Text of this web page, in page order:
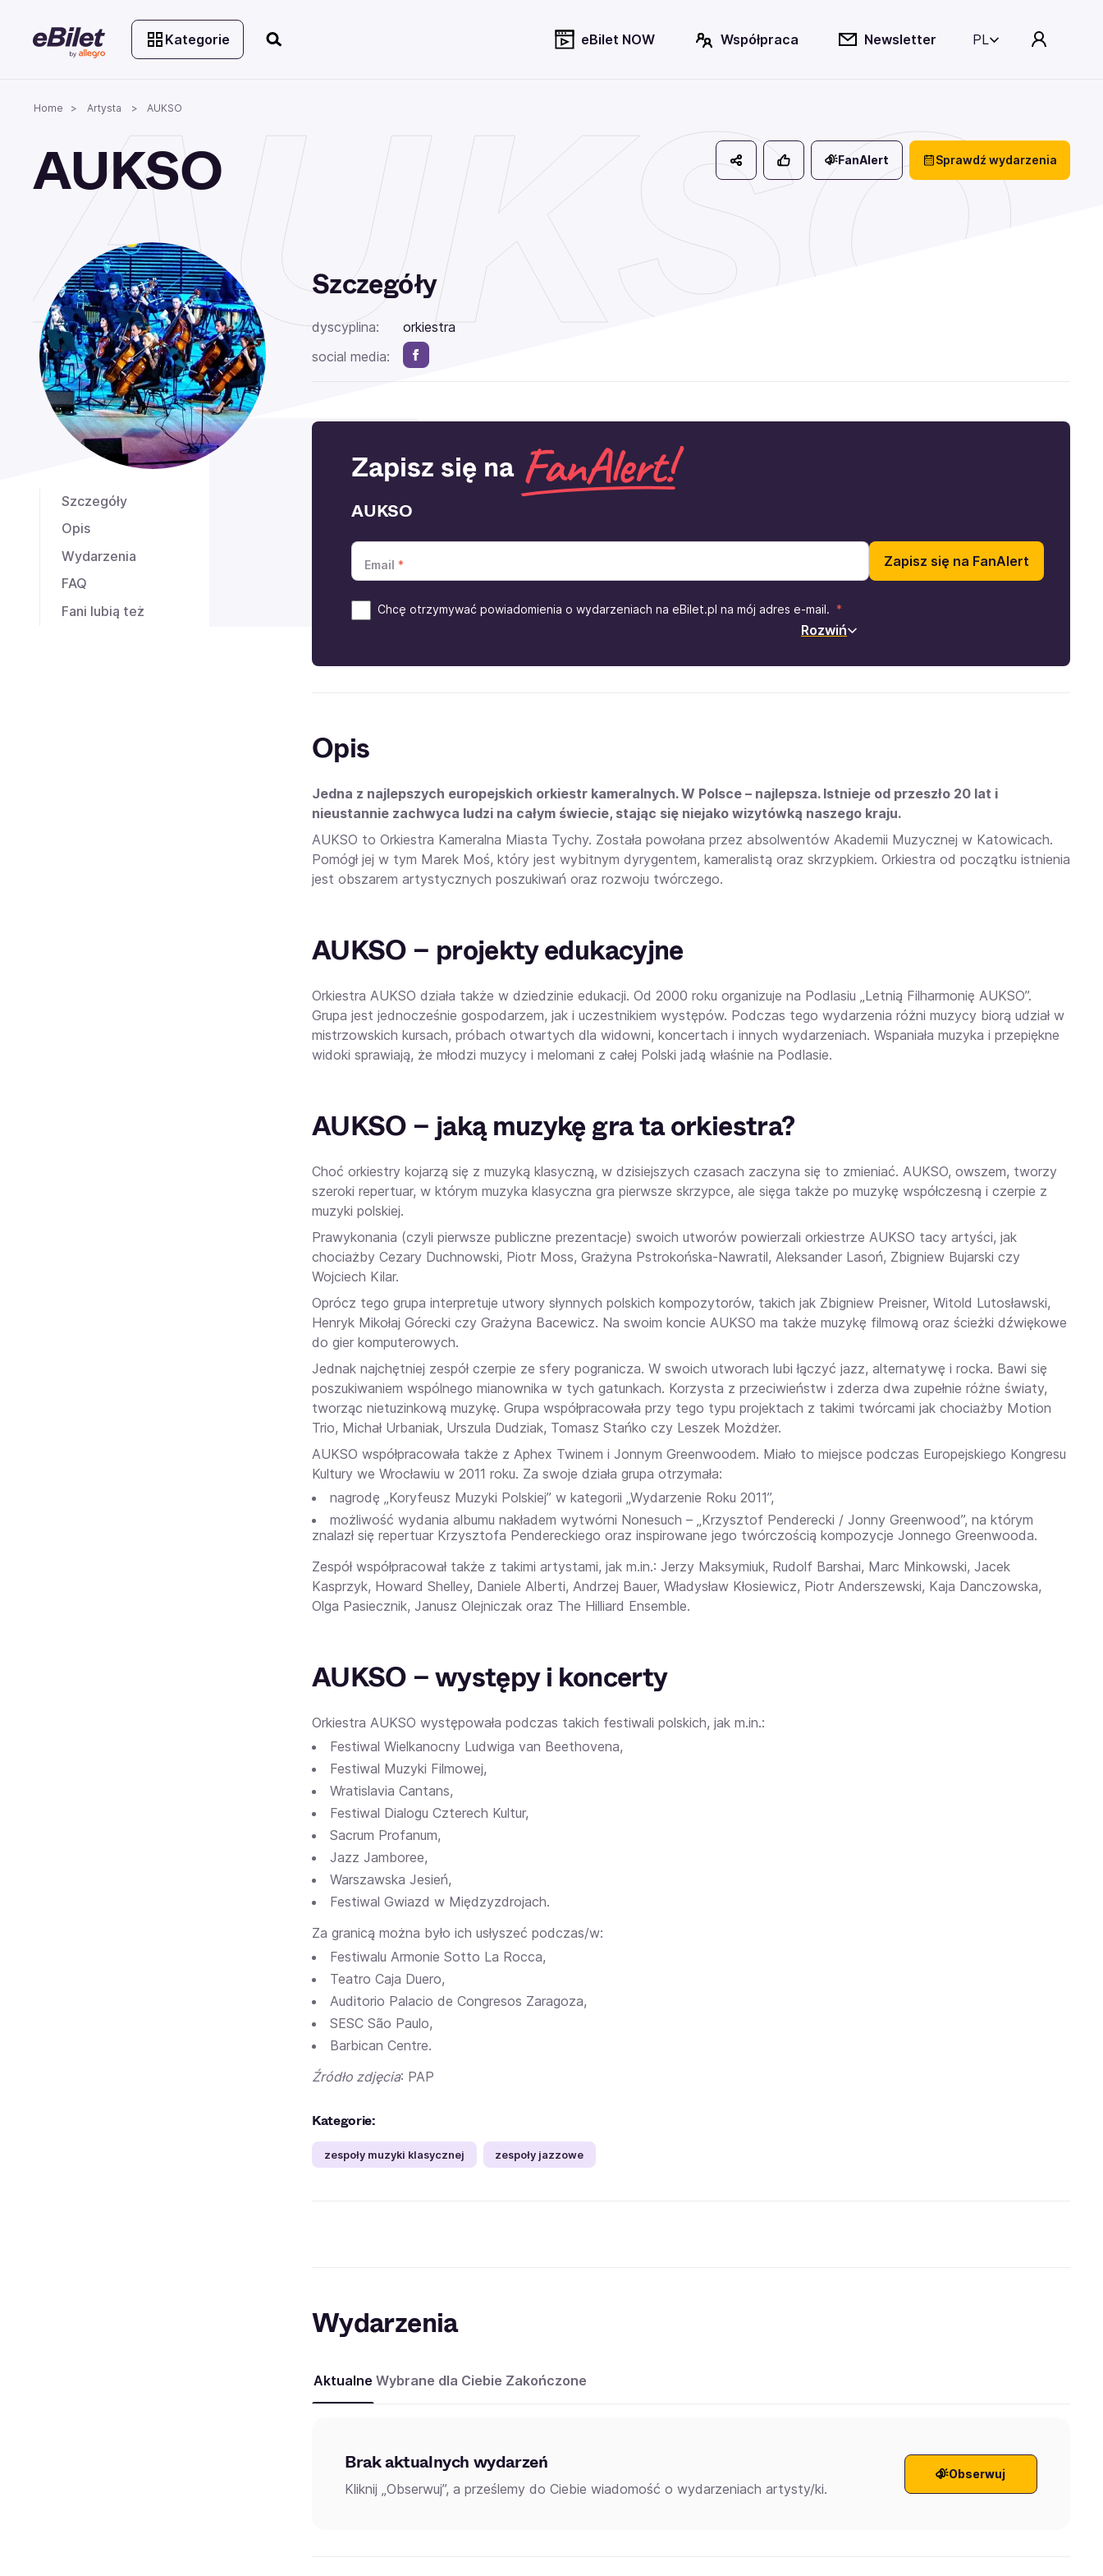
Kategorie eBilet NOW Współpraca Newsletter PL
Home Artysta AUKSO
AUKSO
AUKSO FanAlert Sprawdź wydarzenia
Szczegóły
Opis
Wydarzenia
FAQ
Fani lubią też
Szczegóły
dyscyplina:
orkiestra
social media:
Zapisz się na
AUKSO
Email Zapisz się na FanAlert
Chcę otrzymywać powiadomienia o wydarzeniach na eBilet.pl na mój adres e-mail.
Rozwiń
Opis
Jedna z najlepszych europejskich orkiestr kameralnych. W Polsce – najlepsza. Istnieje od przeszło 20 lat i
nieustannie zachwyca ludzi na całym świecie, stając się niejako wizytówką naszego kraju.
AUKSO to Orkiestra Kameralna Miasta Tychy. Została powołana przez absolwentów Akademii Muzycznej w Katowicach.
Pomógł jej w tym Marek Moś, który jest wybitnym dyrygentem, kameralistą oraz skrzypkiem. Orkiestra od początku istnienia
jest obszarem artystycznych poszukiwań oraz rozwoju twórczego.
AUKSO – projekty edukacyjne
Orkiestra AUKSO działa także w dziedzinie edukacji. Od 2000 roku organizuje na Podlasiu „Letnią Filharmonię AUKSO”.
Grupa jest jednocześnie gospodarzem, jak i uczestnikiem występów. Podczas tego wydarzenia różni muzycy biorą udział w
mistrzowskich kursach, próbach otwartych dla widowni, koncertach i innych wydarzeniach. Wspaniała muzyka i przepiękne
widoki sprawiają, że młodzi muzycy i melomani z całej Polski jadą właśnie na Podlasie.
AUKSO – jaką muzykę gra ta orkiestra?
Choć orkiestry kojarzą się z muzyką klasyczną, w dzisiejszych czasach zaczyna się to zmieniać. AUKSO, owszem, tworzy
szeroki repertuar, w którym muzyka klasyczna gra pierwsze skrzypce, ale sięga także po muzykę współczesną i czerpie z
muzyki polskiej.
Prawykonania (czyli pierwsze publiczne prezentacje) swoich utworów powierzali orkiestrze AUKSO tacy artyści, jak
chociażby Cezary Duchnowski, Piotr Moss, Grażyna Pstrokońska-Nawratil, Aleksander Lasoń, Zbigniew Bujarski czy
Wojciech Kilar.
Oprócz tego grupa interpretuje utwory słynnych polskich kompozytorów, takich jak Zbigniew Preisner, Witold Lutosławski,
Henryk Mikołaj Górecki czy Grażyna Bacewicz. Na swoim koncie AUKSO ma także muzykę filmową oraz ścieżki dźwiękowe
do gier komputerowych.
Jednak najchętniej zespół czerpie ze sfery pogranicza. W swoich utworach lubi łączyć jazz, alternatywę i rocka. Bawi się
poszukiwaniem wspólnego mianownika w tych gatunkach. Korzysta z przeciwieństw i zderza dwa zupełnie różne światy,
tworząc nietuzinkową muzykę. Grupa współpracowała przy tego typu projektach z takimi twórcami jak chociażby Motion
Trio, Michał Urbaniak, Urszula Dudziak, Tomasz Stańko czy Leszek Możdżer.
AUKSO współpracowała także z Aphex Twinem i Jonnym Greenwoodem. Miało to miejsce podczas Europejskiego Kongresu
Kultury we Wrocławiu w 2011 roku. Za swoje działa grupa otrzymała:
nagrodę „Koryfeusz Muzyki Polskiej” w kategorii „Wydarzenie Roku 2011”,
możliwość wydania albumu nakładem wytwórni Nonesuch – „Krzysztof Penderecki / Jonny Greenwood”, na którym
znalazł się repertuar Krzysztofa Pendereckiego oraz inspirowane jego twórczością kompozycje Jonnego Greenwooda.
Zespół współpracował także z takimi artystami, jak m.in.: Jerzy Maksymiuk, Rudolf Barshai, Marc Minkowski, Jacek
Kasprzyk, Howard Shelley, Daniele Alberti, Andrzej Bauer, Władysław Kłosiewicz, Piotr Anderszewski, Kaja Danczowska,
Olga Pasiecznik, Janusz Olejniczak oraz The Hilliard Ensemble.
AUKSO – występy i koncerty
Orkiestra AUKSO występowała podczas takich festiwali polskich, jak m.in.:
Festiwal Wielkanocny Ludwiga van Beethovena,
Festiwal Muzyki Filmowej,
Wratislavia Cantans,
Festiwal Dialogu Czterech Kultur,
Sacrum Profanum,
Jazz Jamboree,
Warszawska Jesień,
Festiwal Gwiazd w Międzyzdrojach.
Za granicą można było ich usłyszeć podczas/w:
Festiwalu Armonie Sotto La Rocca,
Teatro Caja Duero,
Auditorio Palacio de Congresos Zaragoza,
SESC São Paulo,
Barbican Centre.
Źródło zdjęcia: PAP
Kategorie:
zespoły muzyki klasycznej zespoły jazzowe
Wydarzenia
Aktualne Wybrane dla Ciebie Zakończone
Brak aktualnych wydarzeń
Kliknij „Obserwuj”, a prześlemy do Ciebie wiadomość o wydarzeniach artysty/ki.
Obserwuj